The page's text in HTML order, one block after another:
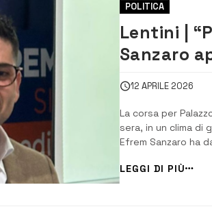
POLITICA
Lentini |
Sanzaro
elettorale
12 APRILE 2026
La corsa per
sera, in un clima di
Efrem Sanzaro ha
parte numerosi
consiglio co...
LEGGI DI PIÙ